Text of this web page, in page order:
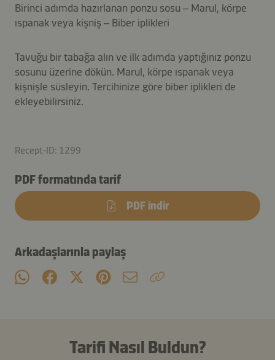
Birinci adımda hazırlanan ponzu sosu – Marul, körpe
ıspanak veya kişniş – Biber iplikleri
Tavuğu bir tabağa alın ve ilk adımda yaptığınız ponzu
sosunu üzerine dökün. Marul, körpe ıspanak veya
kişnişle süsleyin. Tercihinize göre biber iplikleri de
ekleyebilirsiniz.
Recept-ID: 1299
PDF formatında tarif
PDF indir
Arkadaşlarınla paylaş
Tarifi Nasıl Buldun?